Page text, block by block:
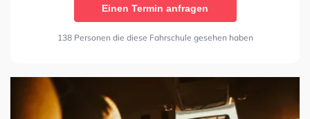
Einen Termin anfragen
138 Personen die diese Fahrschule gesehen haben